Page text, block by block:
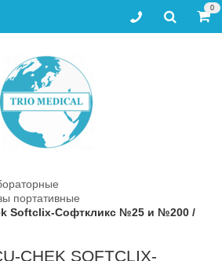
0
портативные
Softclix-Софткликс №25 и №200 /
CHEK SOFTCLIX-